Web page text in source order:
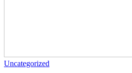
Uncategorized